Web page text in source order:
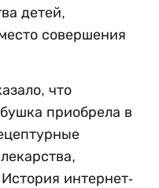
детей,
совершения
что
приобрела в
интернет-